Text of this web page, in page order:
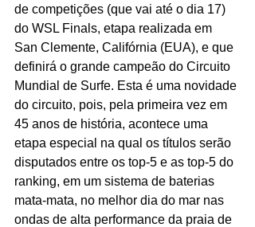
de competições (que vai até o dia 17)
do WSL Finals, etapa realizada em
San Clemente, Califórnia (EUA), e que
definirá o grande campeão do Circuito
Mundial de Surfe. Esta é uma novidade
do circuito, pois, pela primeira vez em
45 anos de história, acontece uma
etapa especial na qual os títulos serão
disputados entre os top-5 e as top-5 do
ranking, em um sistema de baterias
mata-mata, no melhor dia do mar nas
ondas de alta performance da praia de